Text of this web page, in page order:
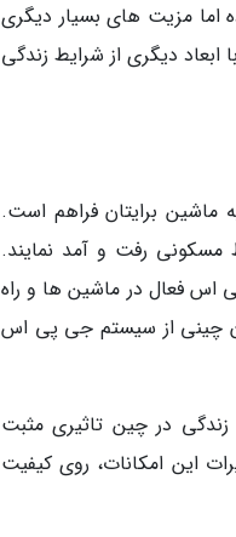
اما مزیت های بسیار دیگری
دیگری از شرایط زندگی
ماشین برایتان فراهم است.
مسکونی رفت و آمد نمایند.
اس فعال در ماشین ها و راه
چینی از سیستم جی پی اس
در چین تاثیری مثبت
این امکانات، روی کیفیت